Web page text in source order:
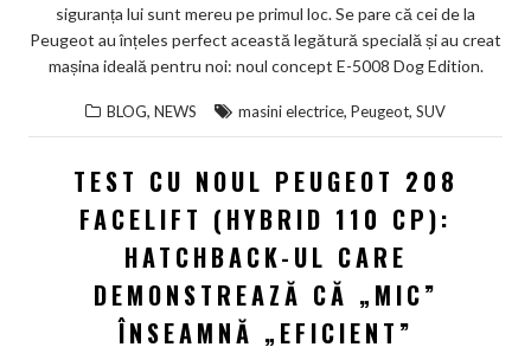
siguranța lui sunt mereu pe primul loc. Se pare că cei de la
Peugeot au înțeles perfect această legătură specială și au creat
mașina ideală pentru noi: noul concept E-5008 Dog Edition.
BLOG, NEWS masini electrice, Peugeot, SUV
TEST CU NOUL PEUGEOT 208
FACELIFT (HYBRID 110 CP):
HATCHBACK-UL CARE
DEMONSTREAZĂ CĂ „MIC”
ÎNSEAMNĂ „EFICIENT”